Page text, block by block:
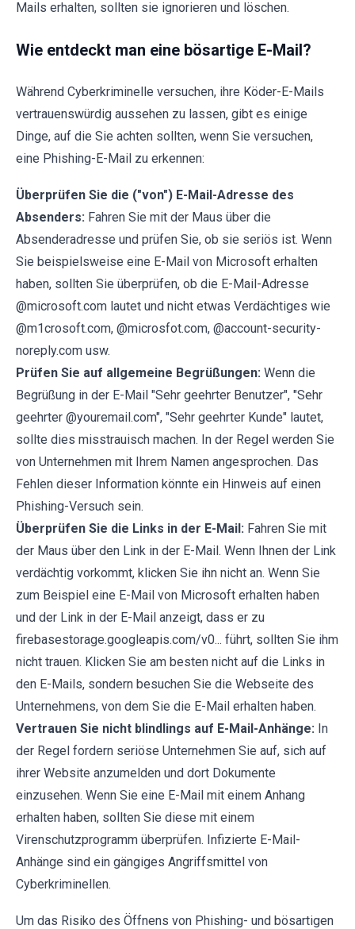
Mails erhalten, sollten sie ignorieren und löschen.
Wie entdeckt man eine bösartige E-Mail?
Während Cyberkriminelle versuchen, ihre Köder-E-Mails
vertrauenswürdig aussehen zu lassen, gibt es einige
Dinge, auf die Sie achten sollten, wenn Sie versuchen,
eine Phishing-E-Mail zu erkennen:
Überprüfen Sie die ("von") E-Mail-Adresse des
Absenders: Fahren Sie mit der Maus über die
Absenderadresse und prüfen Sie, ob sie seriös ist. Wenn
Sie beispielsweise eine E-Mail von Microsoft erhalten
haben, sollten Sie überprüfen, ob die E-Mail-Adresse
@microsoft.com lautet und nicht etwas Verdächtiges wie
@m1crosoft.com, @microsfot.com, @account-security-
noreply.com usw.
Prüfen Sie auf allgemeine Begrüßungen: Wenn die
Begrüßung in der E-Mail "Sehr geehrter Benutzer", "Sehr
geehrter @youremail.com", "Sehr geehrter Kunde" lautet,
sollte dies misstrauisch machen. In der Regel werden Sie
von Unternehmen mit Ihrem Namen angesprochen. Das
Fehlen dieser Information könnte ein Hinweis auf einen
Phishing-Versuch sein.
Überprüfen Sie die Links in der E-Mail: Fahren Sie mit
der Maus über den Link in der E-Mail. Wenn Ihnen der Link
verdächtig vorkommt, klicken Sie ihn nicht an. Wenn Sie
zum Beispiel eine E-Mail von Microsoft erhalten haben
und der Link in der E-Mail anzeigt, dass er zu
firebasestorage.googleapis.com/v0... führt, sollten Sie ihm
nicht trauen. Klicken Sie am besten nicht auf die Links in
den E-Mails, sondern besuchen Sie die Webseite des
Unternehmens, von dem Sie die E-Mail erhalten haben.
Vertrauen Sie nicht blindlings auf E-Mail-Anhänge: In
der Regel fordern seriöse Unternehmen Sie auf, sich auf
ihrer Website anzumelden und dort Dokumente
einzusehen. Wenn Sie eine E-Mail mit einem Anhang
erhalten haben, sollten Sie diese mit einem
Virenschutzprogramm überprüfen. Infizierte E-Mail-
Anhänge sind ein gängiges Angriffsmittel von
Cyberkriminellen.
Um das Risiko des Öffnens von Phishing- und bösartigen